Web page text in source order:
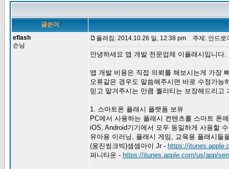
글쓴이
eflash
손님
올려짐: 2014.10.26 일, 12:38 pm 주제: 안드로
안녕하세요 앱 개발 전문업체 이플래시입니다.
앱 개발 비용은 직접 의뢰를 해보시는게 가장
오류같은 경우도 말씀해주시면 바로 수정가능
믿고 맡겨주시는 만큼 퀄리티는 보장해드리고
1. 스마트폰 플래시 플랫폼 보유
PC에서 사용하는 플래시 컨텐츠를 스마트 폰
iOS, Android기기에서 모두 동일하게 사용할
유아용 이러닝, 플래시 게임, 교육용 플래시들
(웅진씽크빅)셈셈아이 Jr - https://
퍼니타운 - https://itunes.apple.com/us/app/